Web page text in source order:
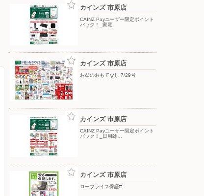
1
スーパースポーツゼビオ/おゆみ野店
〒266-0033 千葉県千葉市緑区おゆみ野南5-19-7
カインズ 市原店
CAINZ Payユーザー限定ポイント
バック！_家電
カインズ 市原店
お盆のおもてなし 7/29号
カインズ 市原店
CAINZ Payユーザー限定ポイント
バック！_日用雑…
カインズ 市原店
ロープライス保証□